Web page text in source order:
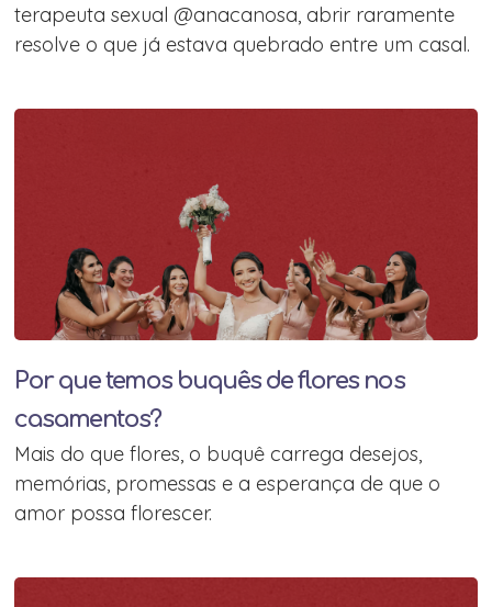
terapeuta sexual @anacanosa, abrir raramente
resolve o que já estava quebrado entre um casal.
Por que temos buquês de flores nos
casamentos?
Mais do que flores, o buquê carrega desejos,
memórias, promessas e a esperança de que o
amor possa florescer.